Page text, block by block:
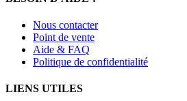
Nous contacter
Point de vente
Aide & FAQ
Politique de confidentialité
LIENS UTILES